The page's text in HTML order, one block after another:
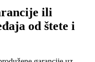
ili
od štete i